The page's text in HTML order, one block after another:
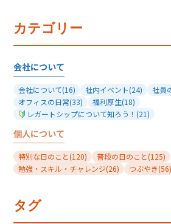
カテゴリー
会社について
会社について(16) 社内イベント(24) 社員
オフィスの日常(33) 福利厚生(18)
レガートシップについて知ろう！ (21)
個人について
特別な日のこと(120) 普段の日のこと(125)
勉強・スキル・チャレンジ(26) つぶやき(56)
タグ